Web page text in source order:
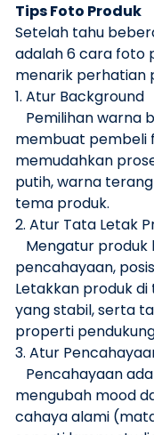
Tips Foto Produk
Setelah tahu
adalah 6 cara foto
menarik perhatian
1. Atur Background
Pemilihan warna
membuat pembeli
memudahkan
putih, warna
tema produk.
2. Atur Tata Letak
Mengatur produk
pencahayaan,
Letakkan produk
yang stabil, serta
properti
3. Atur
Pencahayaan
mengubah mood
cahaya alami